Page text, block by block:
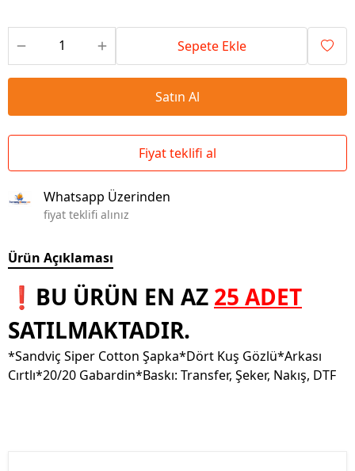
Sepete Ekle
Satın Al
Fiyat teklifi al
Whatsapp Üzerinden
fiyat teklifi alınız
Ürün Açıklaması
❗BU ÜRÜN EN AZ 25 ADET
SATILMAKTADIR.
*Sandviç Siper Cotton Şapka*Dört Kuş Gözlü*Arkası
Cırtlı*20/20 Gabardin*Baskı: Transfer, Şeker, Nakış, DTF